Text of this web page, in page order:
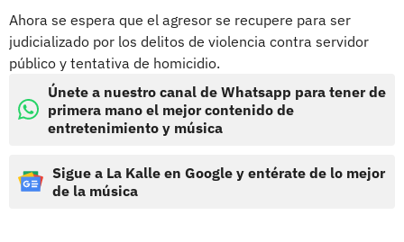
Ahora se espera que el agresor se recupere para ser
judicializado por los delitos de violencia contra servidor
público y tentativa de homicidio.
Únete a nuestro canal de Whatsapp para tener de
primera mano el mejor contenido de
entretenimiento y música
Sigue a La Kalle en Google y entérate de lo mejor
de la música